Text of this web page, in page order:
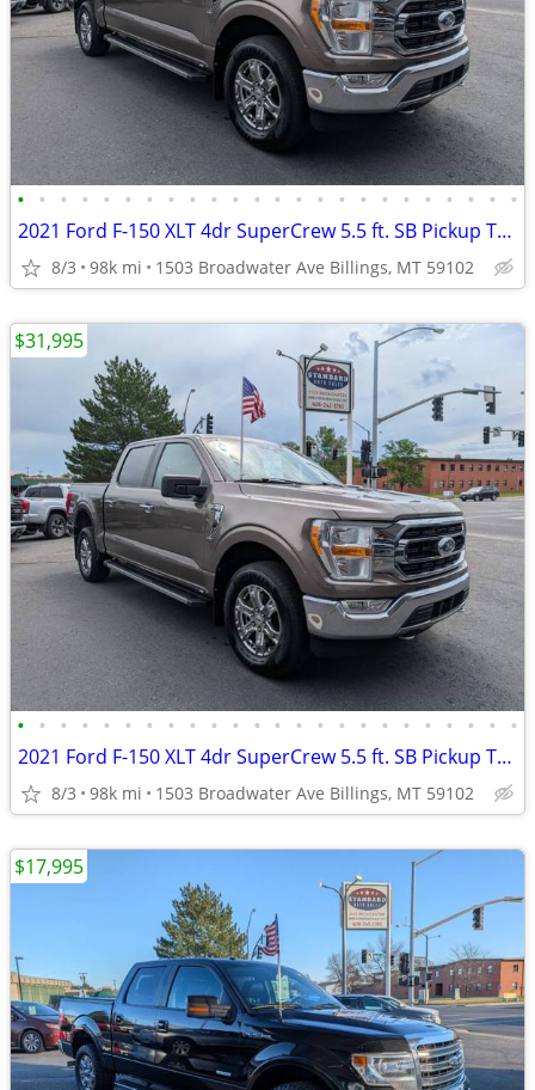
• • • • • • • • • • • • • • • • • • • • • • • •
2021 Ford F-150 XLT 4dr SuperCrew 5.5 ft. SB Pickup Truck 4x4 4WD F15
8/3 98k mi 1503 Broadwater Ave Billings, MT 59102
• • • • • • • • • • • • • • • • • • • • • • • •
2021 Ford F-150 XLT 4dr SuperCrew 5.5 ft. SB Pickup Truck 4x4 4WD F15
8/3 98k mi 1503 Broadwater Ave Billings, MT 59102
$31,995
$17,995